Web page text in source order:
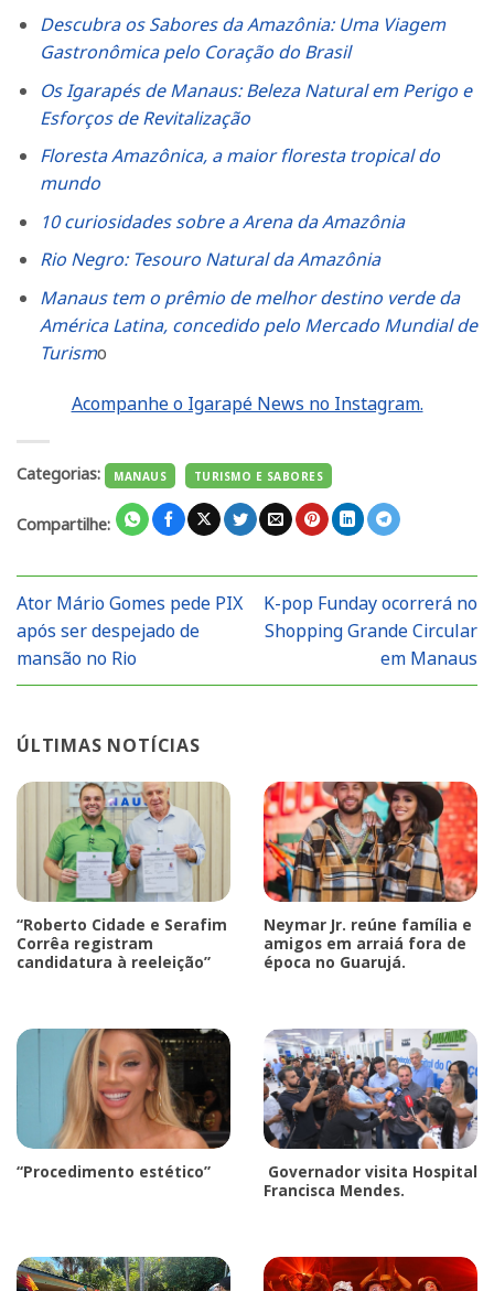
Descubra os Sabores da Amazônia: Uma Viagem
Gastronômica pelo Coração do Brasil
Os Igarapés de Manaus: Beleza Natural em Perigo e
Esforços de Revitalização
Floresta Amazônica, a maior floresta tropical do
mundo
10 curiosidades sobre a Arena da Amazônia
Rio Negro: Tesouro Natural da Amazônia
Manaus tem o prêmio de melhor destino verde da
América Latina, concedido pelo Mercado Mundial de
Turismo
Acompanhe o Igarapé News no Instagram.
Categorias: MANAUS TURISMO E SABORES
Compartilhe:
Ator Mário Gomes pede PIX
após ser despejado de
mansão no Rio
K-pop Funday ocorrerá no
Shopping Grande Circular
em Manaus
ÚLTIMAS NOTÍCIAS
“Roberto Cidade e Serafim
Corrêa registram
candidatura à reeleição”
Neymar Jr. reúne família e
amigos em arraiá fora de
época no Guarujá.
“Procedimento estético”
Governador visita Hospital
Francisca Mendes.